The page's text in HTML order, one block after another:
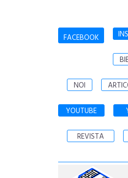
FACEBOOK
NOI
YOUTUBE
REVISTA